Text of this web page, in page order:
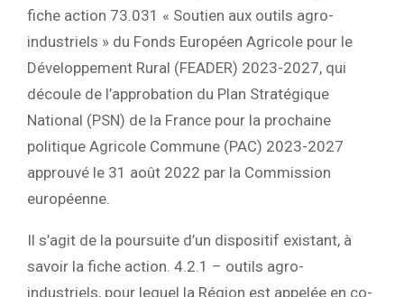
fiche action 73.031 « Soutien aux outils agro-
industriels » du Fonds Européen Agricole pour le
Développement Rural (FEADER) 2023-2027, qui
découle de l’approbation du Plan Stratégique
National (PSN) de la France pour la prochaine
politique Agricole Commune (PAC) 2023-2027
approuvé le 31 août 2022 par la Commission
européenne.
Il s’agit de la poursuite d’un dispositif existant, à
savoir la fiche action. 4.2.1 – outils agro-
industriels, pour lequel la Région est appelée en co-